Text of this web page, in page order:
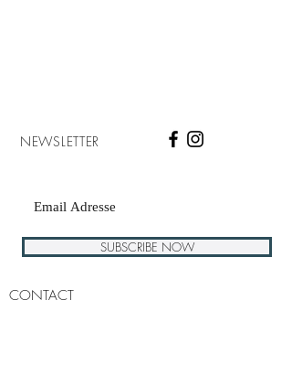
NEWSLETTER
SUBSCRIBE NOW
CONTACT